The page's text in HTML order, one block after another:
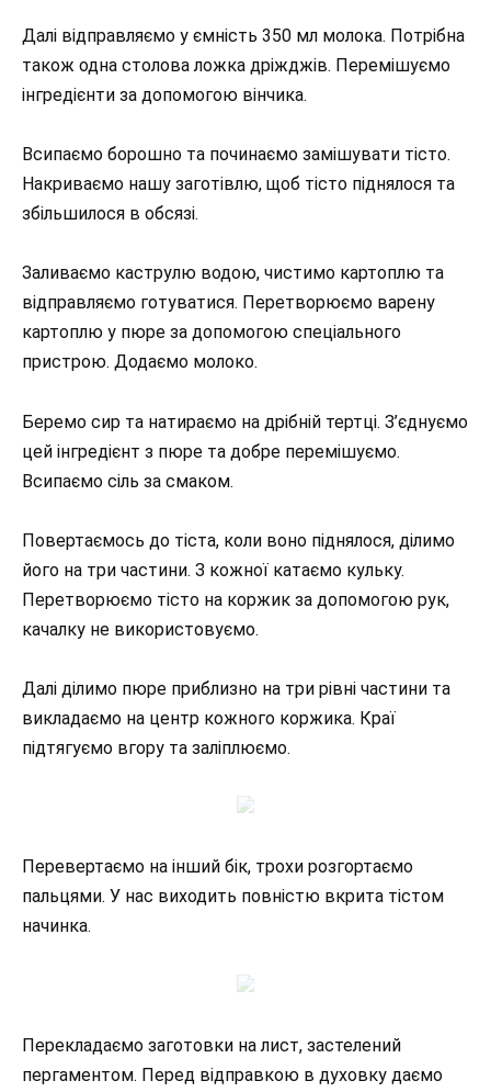
Далі відправляємо у ємність 350 мл молока. Потрібна
також одна столова ложка дріжджів. Перемішуємо
інгредієнти за допомогою вінчика.
Всипаємо борошно та починаємо замішувати тісто.
Накриваємо нашу заготівлю, щоб тісто піднялося та
збільшилося в обсязі.
Заливаємо каструлю водою, чистимо картоплю та
відправляємо готуватися. Перетворюємо варену
картоплю у пюре за допомогою спеціального
пристрою. Додаємо молоко.
Беремо сир та натираємо на дрібній тертці. З’єднуємо
цей інгредієнт з пюре та добре перемішуємо.
Всипаємо сіль за смаком.
Повертаємось до тіста, коли воно піднялося, ділимо
його на три частини. З кожної катаємо кульку.
Перетворюємо тісто на коржик за допомогою рук,
качалку не використовуємо.
Далі ділимо пюре приблизно на три рівні частини та
викладаємо на центр кожного коржика. Краї
підтягуємо вгору та заліплюємо.
Перевертаємо на інший бік, трохи розгортаємо
пальцями. У нас виходить повністю вкрита тістом
начинка.
Перекладаємо заготовки на лист, застелений
пергаментом. Перед відправкою в духовку даємо